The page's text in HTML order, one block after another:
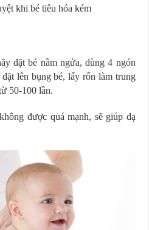
khi bé tiêu hóa kém
đặt bé nằm ngửa, dùng 4 ngón
lên bụng bé, lấy rốn làm trung
50-100 lần.
được quá mạnh, sẽ giúp dạ